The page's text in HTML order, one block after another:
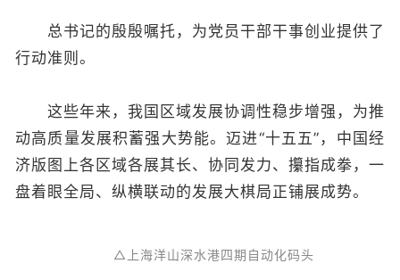
总书记的殷殷嘱托，为党员干部干事创业提供了
行动准则。
这些年来，我国区域发展协调性稳步增强，为推
动高质量发展积蓄强大势能。迈进“十五五”，中国经
济版图上各区域各展其长、协同发力、攥指成拳，一
盘着眼全局、纵横联动的发展大棋局正铺展成势。
△上海洋山深水港四期自动化码头